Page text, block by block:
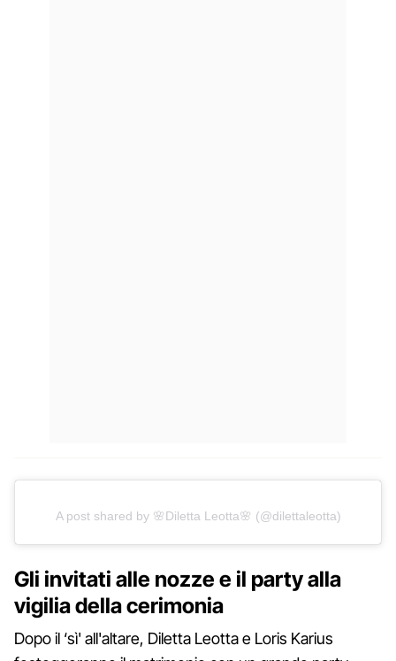
A post shared by 🌸Diletta Leotta🌸 (@dilettaleotta)
Gli invitati alle nozze e il party alla
vigilia della cerimonia
Dopo il ‘sì' all'altare, Diletta Leotta e Loris Karius